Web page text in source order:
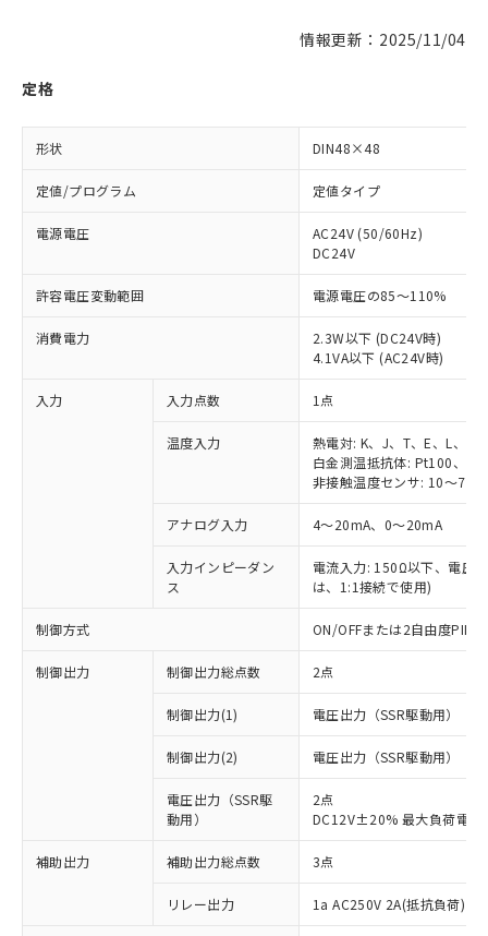
情報更新：2025/11/04
定格
形状 DIN48×48
定値/プログラム 定値タイプ
電源電圧
AC24V (50/60Hz)
DC24V
許容電圧変動範囲 電源電圧の85～110%
消費電力
2.3W以下 (DC24V時)
4.1VA以下 (AC24V時)
入力 入力点数 1点
温度入力
熱電対: K、J、T、E、L、U
白金測温抵抗体: Pt100、
非接触温度センサ: 10～
アナログ入力 4～20mA、0～20mA
入力インピーダン
ス
電流入力: 150Ω以下、電圧
は、1:1接続で使用)
制御方式 ON/OFFまたは2自由度PID
制御出力 制御出力総点数 2点
制御出力(1) 電圧出力（SSR駆動用）
制御出力(2) 電圧出力（SSR駆動用）
電圧出力（SSR駆
動用）
2点
DC12V±20% 最大負荷電流
補助出力 補助出力総点数 3点
リレー出力 1a AC250V 2A(抵抗負荷)